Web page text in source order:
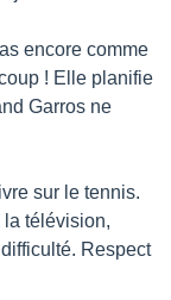
encore comme
! Elle planifie
Garros ne
sur le tennis.
la télévision,
Respect